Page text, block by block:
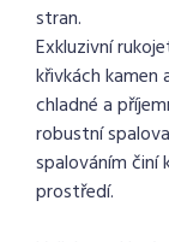
stran.
Exkluzivní
křivkách
chladné a
robustní
spalováním činí
prostředí.